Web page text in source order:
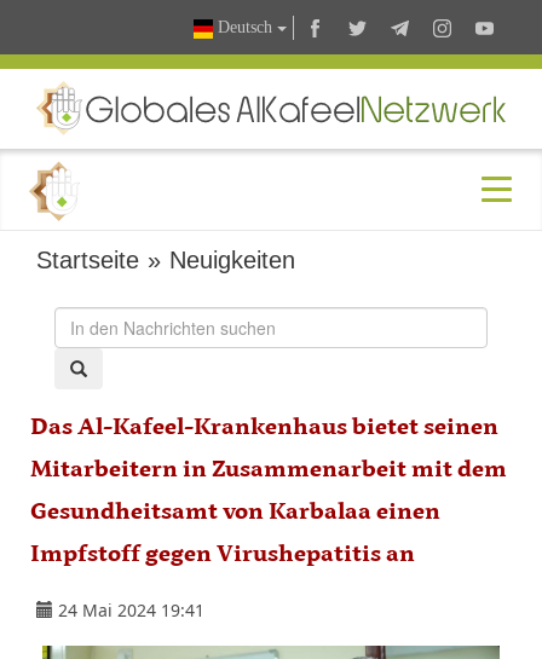
Deutsch
Startseite » Neuigkeiten
Das Al-Kafeel-Krankenhaus bietet seinen
Mitarbeitern in Zusammenarbeit mit dem
Gesundheitsamt von Karbalaa einen
Impfstoff gegen Virushepatitis an
24 Mai 2024 19:41